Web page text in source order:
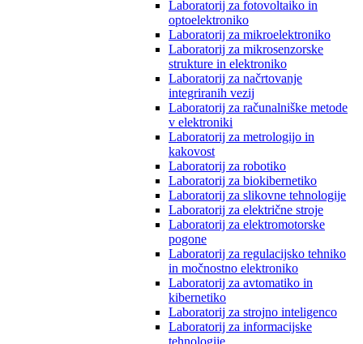
Laboratorij za fotovoltaiko in
optoelektroniko
Laboratorij za mikroelektroniko
Laboratorij za mikrosenzorske
strukture in elektroniko
Laboratorij za načrtovanje
integriranih vezij
Laboratorij za računalniške metode
v elektroniki
Laboratorij za metrologijo in
kakovost
Laboratorij za robotiko
Laboratorij za biokibernetiko
Laboratorij za slikovne tehnologije
Laboratorij za električne stroje
Laboratorij za elektromotorske
pogone
Laboratorij za regulacijsko tehniko
in močnostno elektroniko
Laboratorij za avtomatiko in
kibernetiko
Laboratorij za strojno inteligenco
Laboratorij za informacijske
tehnologije